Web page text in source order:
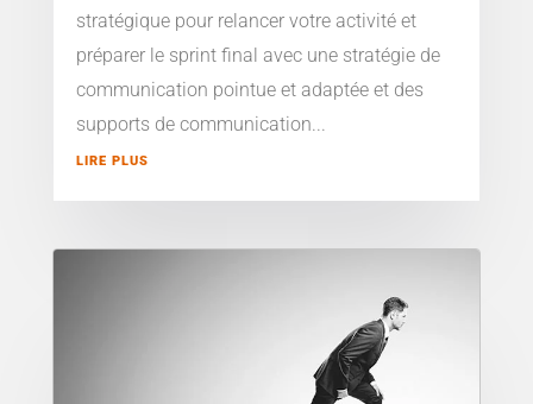
stratégique pour relancer votre activité et
préparer le sprint final avec une stratégie de
communication pointue et adaptée et des
supports de communication...
LIRE PLUS